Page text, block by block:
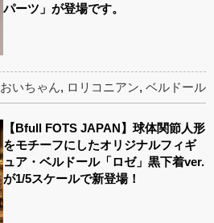
パーツ」が登場です。
おいちゃん, ロリコニアン, ベルドール
【Bfull FOTS JAPAN】球体関節人形
をモチーフにしたオリジナルフィギ
ュア・ベルドール「ロゼ」黒下着ver.
が1/5スケールで新登場！